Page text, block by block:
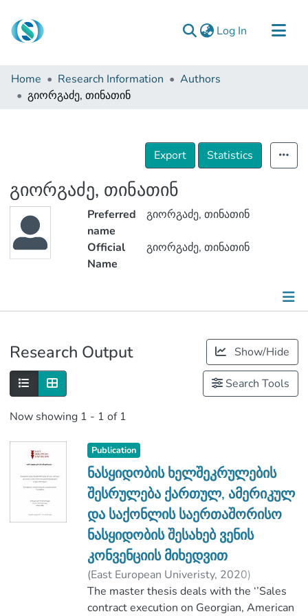
Log In (current)
Communities & Collections
Browse
Home Research Information
Authors
გიორგაძე, თინათინ
Export Statistics
გიორგაძე, თინათინ
Preferred
name
გიორგაძე, თინათინ
Official
Name
გიორგაძე, თინათინ
Research Output Show/Hide
Search Tools
Now showing 1 - 1 of 1
Publication
ნასყიდობის ხელშეკრულების
შესრულება ქართულ, ამერიკულ
და საქონლის საერთაშორისო
ნასყიდობის შესახებ ვენის
კონვენციის მიხედვით
(East European Univeristy, 2020)
გიორგაძე, თინათინ
;
ლილუაშვილი, გია
;
The master thesis deals with the ‘’Sales
contract execution on Georgian, American